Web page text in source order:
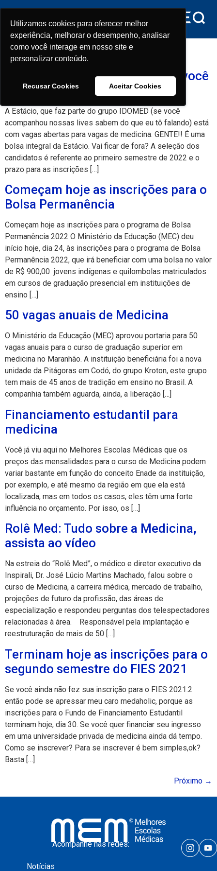
Utilizamos cookies para oferecer melhor
experiência, melhorar o desempenho, analisar
como você interage em nosso site e
personalizar conteúdo.
Recusar Cookies Aceitar Cookies
Utilizamos cookies para oferecer melhor
experiência, melhorar o desempenho, analisar
como você interage em nosso site e
personalizar conteúdo.
Recusar Cookies Aceitar Cookies
conteúdo
Tag:bolsa medicina
É bolsa integral da Estácio que você
quer? Então vem logo
A Estácio, que faz parte do grupo IDOMED (se você
acompanhou nossas lives sabem do que eu tô falando) está
com vagas abertas para vagas de medicina. GENTE!! É uma
bolsa integral da Estácio. Vai ficar de fora? A seleção dos
candidatos é referente ao primeiro semestre de 2022 e o
prazo para as inscrições […]
Começam hoje as inscrições para o
Bolsa Permanência
Começam hoje as inscrições para o programa de Bolsa
Permanência 2022 O Ministério da Educação (MEC) deu
início hoje, dia 24, às inscrições para o programa de Bolsa
Permanência 2022, que irá beneficiar com uma bolsa no valor
de R$ 900,00 jovens indígenas e quilombolas matriculados
em cursos de graduação presencial em instituições de
ensino […]
50 vagas anuais de Medicina
O Ministério da Educação (MEC) aprovou portaria para 50
vagas anuais para o curso de graduação superior em
medicina no Maranhão. A instituição beneficiária foi a nova
unidade da Pitágoras em Codó, do grupo Kroton, este grupo
tem mais de 45 anos de tradição em ensino no Brasil. A
companhia também aguarda, ainda, a liberação […]
Financiamento estudantil para
medicina
Você já viu aqui no Melhores Escolas Médicas que os
preços das mensalidades para o curso de Medicina podem
variar bastante em função do conceito Enade da instituição,
por exemplo, e até mesmo da região em que ela está
localizada, mas em todos os casos, eles têm uma forte
influência no orçamento. Por isso, os […]
Rolê Med: Tudo sobre a Medicina,
assista ao vídeo
Na estreia do “Rolê Med”, o médico e diretor executivo da
Inspirali, Dr. José Lúcio Martins Machado, falou sobre o
curso de Medicina, a carreira médica, mercado de trabalho,
projeções de futuro da profissão, das áreas de
especialização e respondeu perguntas dos telespectadores
relacionadas à área. Responsável pela implantação e
reestruturação de mais de 50 […]
Terminam hoje as inscrições para o
segundo semestre do FIES 2021
Se você ainda não fez sua inscrição para o FIES 2021.2
então pode se apressar meu caro medaholic, porque as
inscrições para o Fundo de Financiamento Estudantil
terminam hoje, dia 30. Se você quer financiar seu ingresso
em uma universidade privada de medicina ainda dá tempo.
Como se inscrever? Para se inscrever é bem simples,ok?
Basta […]
Próximo →
Acompanhe nas redes:
Notícias